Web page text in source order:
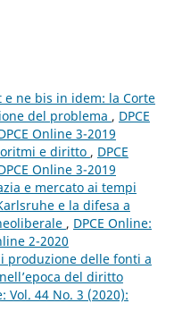
ne bis in idem: la Corte
del problema , DPCE
Online 3-2019
e diritto , DPCE
Online 3-2019
e mercato ai tempi
e la difesa a
, DPCE Online:
2-2020
produzione delle fonti a
del diritto
Vol. 44 No. 3 (2020):